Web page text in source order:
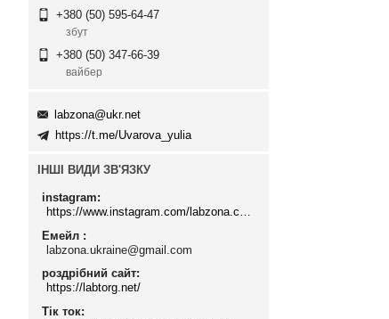
+380 (50) 595-64-47
збут
+380 (50) 347-66-39
вайбер
labzona@ukr.net
https://t.me/Uvarova_yulia
ІНШІ ВИДИ ЗВ'ЯЗКУ
instagram
https://www.instagram.com/labzona.com.ua/
Емейл
labzona.ukraine@gmail.com
роздрібний сайт
https://labtorg.net/
Тік ток